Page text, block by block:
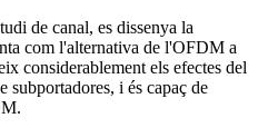
de canal, es dissenya la
com l'alternativa de l'OFDM a
considerablement els efectes del
subportadores, i és capaç de